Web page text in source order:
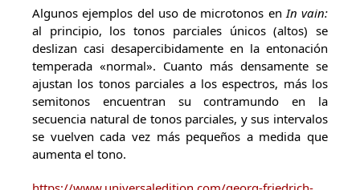
Algunos ejemplos del uso de microtonos enIn vain:
al principio, los tonos parciales únicos (altos) se
deslizan casi desapercibidamente en la entonación
temperada «normal». Cuanto más densamente se
ajustan los tonos parciales a los espectros, más los
semitonos encuentran su contramundo en la
secuencia natural de tonos parciales, y sus intervalos
se vuelven cada vez más pequeños a medida que
aumenta el tono.